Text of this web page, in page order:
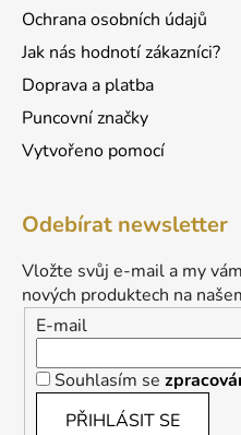
Ochrana osobních údajů
Jak nás hodnotí zákazníci?
Doprava a platba
Puncovní značky
Vytvořeno pomocí
Odebírat newsletter
Vložte svůj e-mail a my
nových produktech na
E-mail
Souhlasím se
PŘIHLÁSIT SE